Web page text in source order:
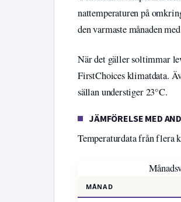
nattemperaturen på
den varmaste månaden
När det gäller soltimmar
FirstChoices klimatdata.
sällan understiger 23°C.
JÄMFÖRELSE MED
Temperaturdata från flera
MÅNAD